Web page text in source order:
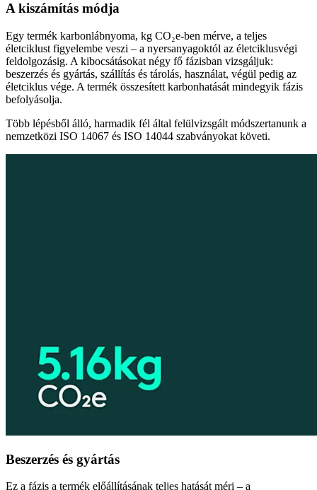
A kiszámítás módja
Egy termék karbonlábnyoma, kg CO₂e-ben mérve, a teljes
életciklust figyelembe veszi – a nyersanyagoktól az életciklusvégi
feldolgozásig. A kibocsátásokat négy fő fázisban vizsgáljuk:
beszerzés és gyártás, szállítás és tárolás, használat, végül pedig az
életciklus vége. A termék összesített karbonhatását mindegyik fázis
befolyásolja.
Több lépésből álló, harmadik fél által felülvizsgált módszertanunk a
nemzetközi ISO 14067 és ISO 14044 szabványokat követi.
Beszerzés és gyártás
Ez a fázis a termék előállításának teljes hatását méri – a